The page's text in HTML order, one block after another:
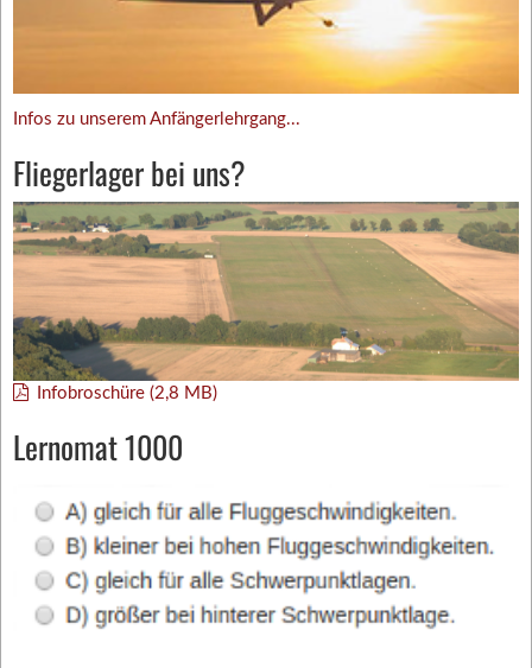
Infos zu unserem Anfängerlehrgang...
Fliegerlager bei uns?
Infobroschüre (2,8 MB)
Lernomat 1000